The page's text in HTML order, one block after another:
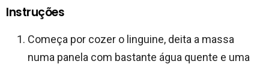
Instruções
Começa por cozer o linguine, deita a massa
numa panela com bastante água quente e uma